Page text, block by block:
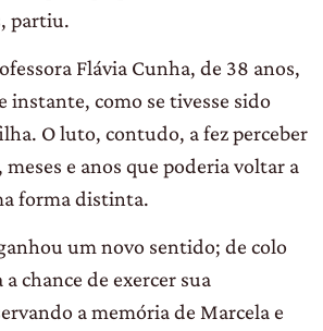
partiu.
Flávia Cunha, de 38 anos,
instante, como se tivesse sido
O luto, contudo, a fez perceber
e anos que poderia voltar a
forma distinta.
um novo sentido; de colo
chance de exercer sua
a memória de Marcela e